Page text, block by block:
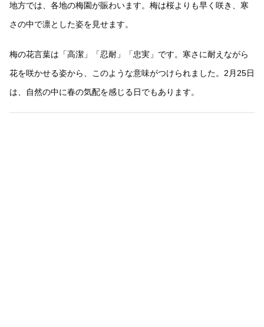
地方では、各地の梅園が賑わいます。梅は桜よりも早く咲き、寒
さの中で凛とした姿を見せます。
梅の花言葉は「高潔」「忍耐」「忠実」です。寒さに耐えながら
花を咲かせる姿から、このような意味がつけられました。2月25日
は、自然の中に春の気配を感じる日でもあります。